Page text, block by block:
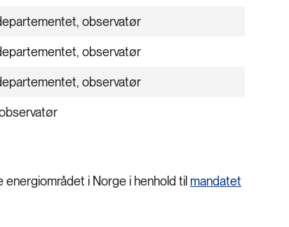
observatør
observatør
observatør
i Norge i henhold til mandatet